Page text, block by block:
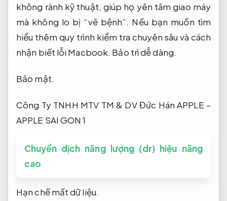
không rành kỹ thuật, giúp họ yên tâm giao máy
mà không lo bị “vẽ bệnh”. Nếu bạn muốn tìm
hiểu thêm quy trình kiểm tra chuyên sâu và cách
nhận biết lỗi Macbook. Bảo trì dễ dàng.
Bảo mật.
Công Ty TNHH MTV TM & DV Đức Hán APPLE –
APPLE SAI GON 1
Chuyển dịch năng lượng (dr) hiệu năng
cao
Hạn chế mất dữ liệu.